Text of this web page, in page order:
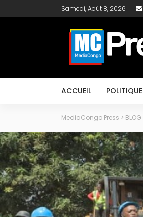
Samedi, Août 8, 2026
ACCUEIL POLITIQUE
MediaCongo Press > BLOG